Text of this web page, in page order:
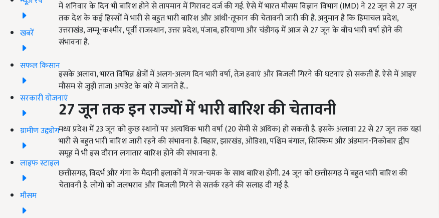
खबरें
सफल किसान
सरकारी योजनाएं
ग्रामीण उद्द्योग
लाइफ स्टाइल
मौसम
में शनिवार के दिन भी बारिश होने से तापमान में गिरावट दर्ज की गई. ऐसे में भारत मौसम विज्ञान विभाग (IMD) ने 22 जून से 27 जून
तक देश के कई हिस्सों में भारी से बहुत भारी बारिश और आंधी-तूफान की चेतावनी जारी की है. अनुमान है कि हिमाचल प्रदेश,
उत्तराखंड, जम्मू-कश्मीर, पूर्वी राजस्थान, उत्तर प्रदेश, पंजाब, हरियाणा और चंडीगढ़ में आज से 27 जून के बीच भारी वर्षा होने की
संभावना है.
इसके अलावा, भारत विभिन्न क्षेत्रों में अलग-अलग दिन भारी वर्षा, तेज़ हवाएं और बिजली गिरने की घटनाएं हो सकती हैं. ऐसे में आइए
मौसम से जुड़ी ताजा अपडेट के बारे में जानते हैं...
27 जून तक इन राज्यों में भारी बारिश की चेतावनी
मध्य प्रदेश में 23 जून को कुछ स्थानों पर अत्यधिक भारी वर्षा (20 सेमी से अधिक) हो सकती है. इसके अलावा 22 से 27 जून तक यहां
भारी से बहुत भारी बारिश जारी रहने की संभावना है. बिहार, झारखंड, ओडिशा, पश्चिम बंगाल, सिक्किम और अंडमान-निकोबार द्वीप
समूह में भी इस दौरान लगातार बारिश होने की संभावना है.
छत्तीसगढ़, विदर्भ और गंगा के मैदानी इलाकों में गरज-चमक के साथ बारिश होगी. 24 जून को छत्तीसगढ़ में बहुत भारी बारिश की
चेतावनी है. लोगों को जलभराव और बिजली गिरने से सतर्क रहने की सलाह दी गई है.